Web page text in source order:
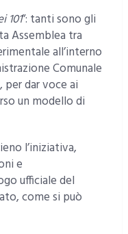
101”: tanti sono gli
Assemblea tra
all’interno
Comunale
per dar voce ai
un modello di
l’iniziativa,
e
ufficiale del
come si può